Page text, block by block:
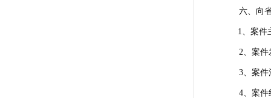
六、向省
1、案件
2、案件
3、案件
4、案件